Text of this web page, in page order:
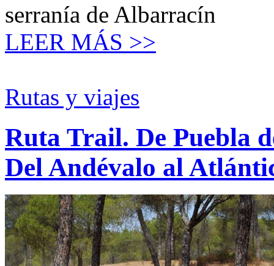
serranía de Albarracín
LEER MÁS >>
Rutas y viajes
Ruta Trail. De Puebla
Del Andévalo al